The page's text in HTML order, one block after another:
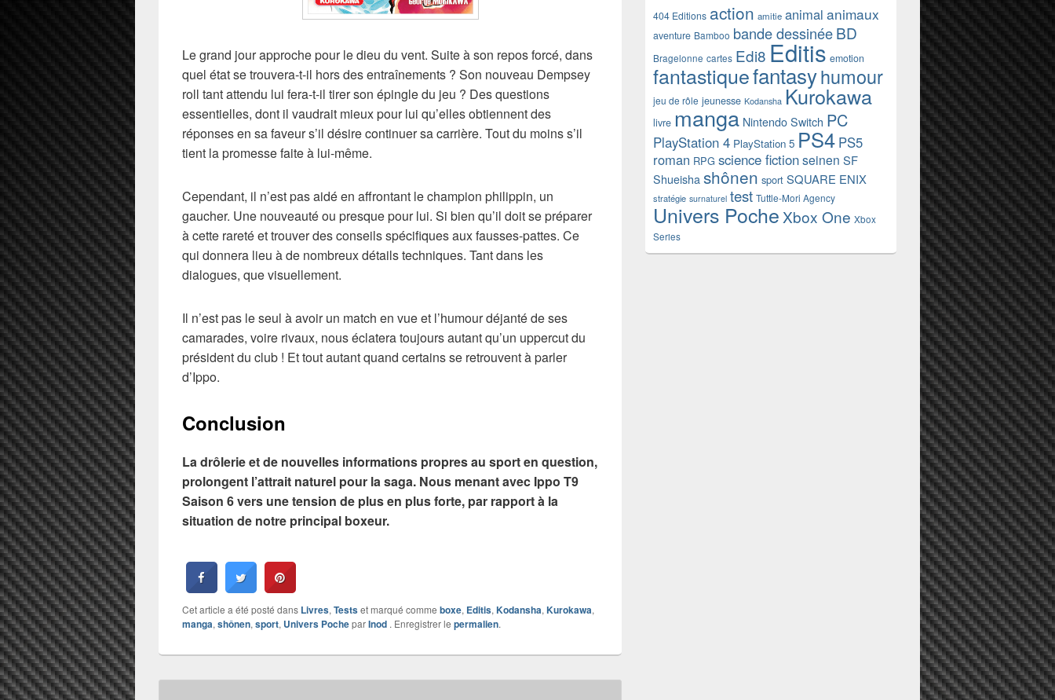
Le grand jour approche pour le dieu du vent. Suite à son repos forcé, dans
quel état se trouvera-t-il hors des entraînements ? Son nouveau Dempsey
roll tant attendu lui fera-t-il tirer son épingle du jeu ? Des questions
essentielles, dont il vaudrait mieux pour lui qu’elles obtiennent des
réponses en sa faveur s’il désire continuer sa carrière. Tout du moins s’il
tient la promesse faite à lui-même.
Cependant, il n’est pas aidé en affrontant le champion philippin, un
gaucher. Une nouveauté ou presque pour lui. Si bien qu’il doit se préparer
à cette rareté et trouver des conseils spécifiques aux fausses-pattes. Ce
qui donnera lieu à de nombreux détails techniques. Tant dans les
dialogues, que visuellement.
Il n’est pas le seul à avoir un match en vue et l’humour déjanté de ses
camarades, voire rivaux, nous éclatera toujours autant qu’un uppercut du
président du club ! Et tout autant quand certains se retrouvent à parler
d’Ippo.
Conclusion
La drôlerie et de nouvelles informations propres au sport en question,
prolongent l’attrait naturel pour la saga. Nous menant avec Ippo T9
Saison 6 vers une tension de plus en plus forte, par rapport à la
situation de notre principal boxeur.
Cet article a été posté dans Livres, Testset marqué comme boxe, Editis, Kodansha, Kurokawa,
manga, shônen, sport, Univers PocheparInod . Enregistrer le permalien.
404 Editions action amitie animal animaux
aventure Bamboo bande dessinéeBD
Bragelonne cartes Edi8 Editis emotion
fantastiquefantasyhumour
jeu de rôle jeunesse Kodansha Kurokawa
livre manga Nintendo Switch PC
PlayStation 4 PlayStation 5 PS4 PS5
roman RPG science fictionseinen SF
Shueisha shônen sport SQUARE ENIX
stratégie surnaturel test Tuttle-Mori Agency
Univers Poche Xbox One Xbox
Series